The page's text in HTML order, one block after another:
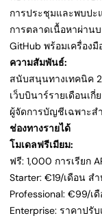
การประชุมและพบปะ
การตลาดเนื้อหาผ่าน
GitHub พร้อมเครื่อง
ความสัมพันธ์:
สนับสนุนทางเทคนิค
เว็บบินาร์รายเดือนเ
ผู้จัดการบัญชีเฉพาะส
ช่องทางรายได้
โมเดลฟรีเมียม:
ฟรี: 1,000 การเรียก
Starter: €19/เดือน ส
Professional: €99/เ
Enterprise: ราคาปรั